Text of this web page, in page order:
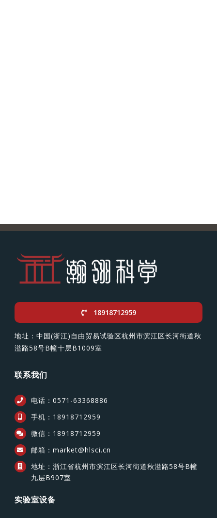
18918712959
地址：中国(浙江)自由贸易试验区杭州市滨江区长河街道秋
溢路58号B幢十层B1009室
联系我们
电话：0571-63368886
手机：18918712959
微信：18918712959
邮箱：market@hlsci.cn
地址：浙江省杭州市滨江区长河街道秋溢路58号B幢
九层B907室
实验室设备